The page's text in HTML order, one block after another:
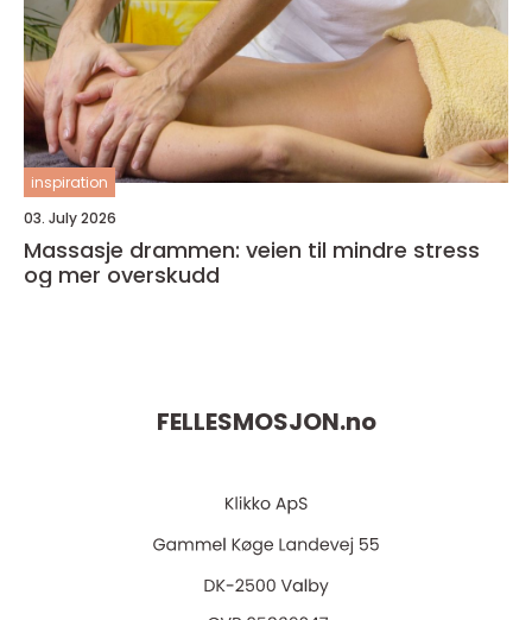
inspiration
03. July 2026
Massasje drammen: veien til mindre stress
og mer overskudd
FELLESMOSJON.no